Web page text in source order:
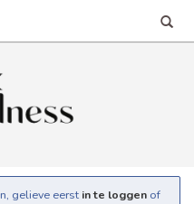
gelieve eerst in te loggen of